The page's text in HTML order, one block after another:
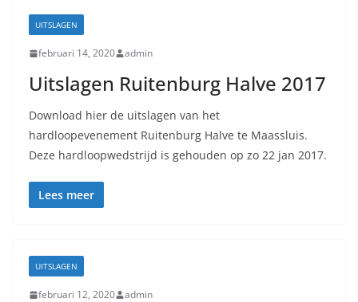
UITSLAGEN
februari 14, 2020 admin
Uitslagen Ruitenburg Halve 2017
Download hier de uitslagen van het
hardloopevenement Ruitenburg Halve te Maassluis.
Deze hardloopwedstrijd is gehouden op zo 22 jan 2017.
Lees meer
UITSLAGEN
februari 12, 2020 admin